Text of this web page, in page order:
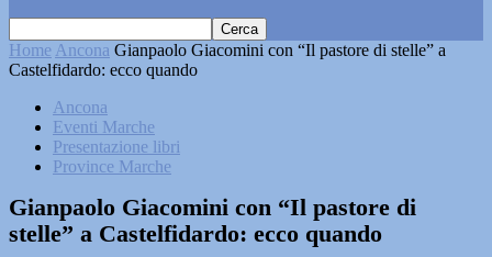
Home Ancona Gianpaolo Giacomini con “Il pastore di stelle” a
Castelfidardo: ecco quando
Ancona
Eventi Marche
Presentazione libri
Province Marche
Gianpaolo Giacomini con “Il pastore di
stelle” a Castelfidardo: ecco quando